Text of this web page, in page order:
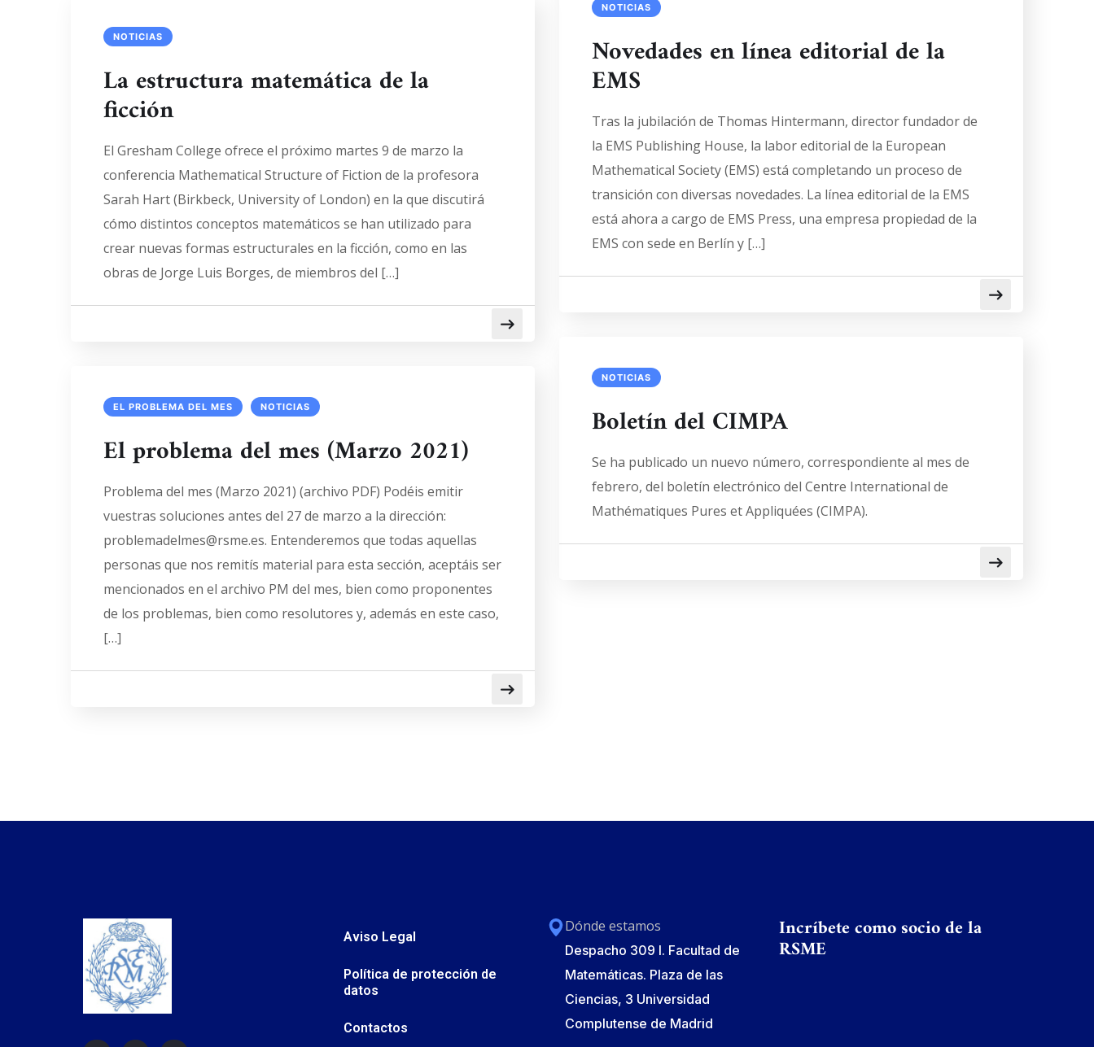
NOTICIAS
Novedades en línea editorial de la
EMS
Tras la jubilación de Thomas Hintermann, director fundador de
la EMS Publishing House, la labor editorial de la European
Mathematical Society (EMS) está completando un proceso de
transición con diversas novedades. La línea editorial de la EMS
está ahora a cargo de EMS Press, una empresa propiedad de la
EMS con sede en Berlín y […]
NOTICIAS
La estructura matemática de la
ficción
El Gresham College ofrece el próximo martes 9 de marzo la
conferencia Mathematical Structure of Fiction de la profesora
Sarah Hart (Birkbeck, University of London) en la que discutirá
cómo distintos conceptos matemáticos se han utilizado para
crear nuevas formas estructurales en la ficción, como en las
obras de Jorge Luis Borges, de miembros del […]
NOTICIAS
Boletín del CIMPA
Se ha publicado un nuevo número, correspondiente al mes de
febrero, del boletín electrónico del Centre International de
Mathématiques Pures et Appliquées (CIMPA).
EL PROBLEMA DEL MES NOTICIAS
El problema del mes (Marzo 2021)
Problema del mes (Marzo 2021) (archivo PDF) Podéis emitir
vuestras soluciones antes del 27 de marzo a la dirección:
problemadelmes@rsme.es. Entenderemos que todas aquellas
personas que nos remitís material para esta sección, aceptáis ser
mencionados en el archivo PM del mes, bien como proponentes
de los problemas, bien como resolutores y, además en este caso,
[…]
Aviso Legal
Política de protección de
datos
Contactos
Dónde estamos
Despacho 309 I. Facultad de
Matemáticas. Plaza de las
Ciencias, 3 Universidad
Complutense de Madrid
Incríbete como socio de la
RSME